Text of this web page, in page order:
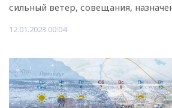
сильный ветер, совещания,
12.01.2023 00:04